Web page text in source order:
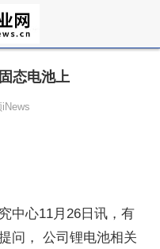
态电池上
中心11月26日讯，有
问， 公司锂电池相关